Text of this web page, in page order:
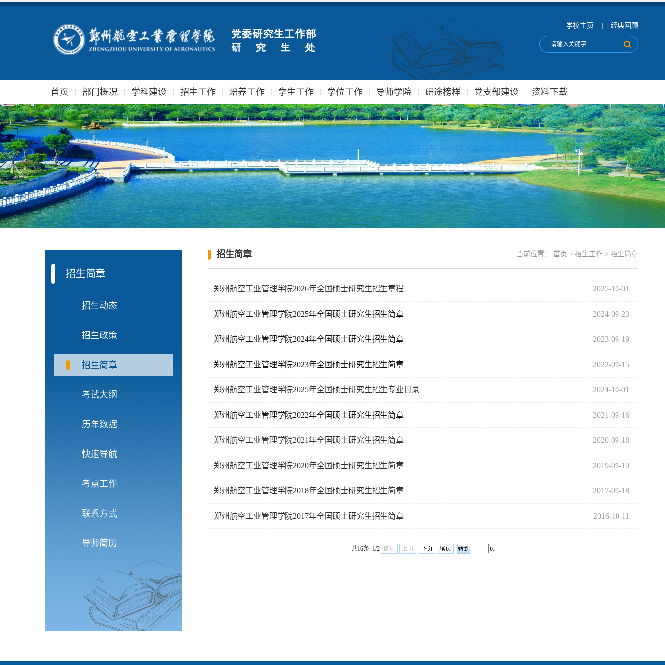
学校主页 经典回顾
首页 部门概况 学科建设 招生工作 培养工作 学生工作 学位工作 导师学院 研途榜样 党支部建设 资料下载
招生简章
招生动态
招生政策
招生简章
考试大纲
历年数据
快速导航
考点工作
联系方式
导师简历
当前位置： 首页 > 招生工作 > 招生简章
招生简章
郑州航空工业管理学院2026年全国硕士研究生招生章程 2025-10-01
郑州航空工业管理学院2025年全国硕士研究生招生简章 2024-09-23
郑州航空工业管理学院2024年全国硕士研究生招生简章 2023-09-19
郑州航空工业管理学院2023年全国硕士研究生招生简章 2022-09-15
郑州航空工业管理学院2025年全国硕士研究生招生专业目录 2024-10-01
郑州航空工业管理学院2022年全国硕士研究生招生简章 2021-09-16
郑州航空工业管理学院2021年全国硕士研究生招生简章 2020-09-18
郑州航空工业管理学院2020年全国硕士研究生招生简章 2019-09-10
郑州航空工业管理学院2018年全国硕士研究生招生简章 2017-09-18
郑州航空工业管理学院2017年全国硕士研究生招生简章 2016-10-11
共16条 1/2 首页 上页 下页 尾页 页